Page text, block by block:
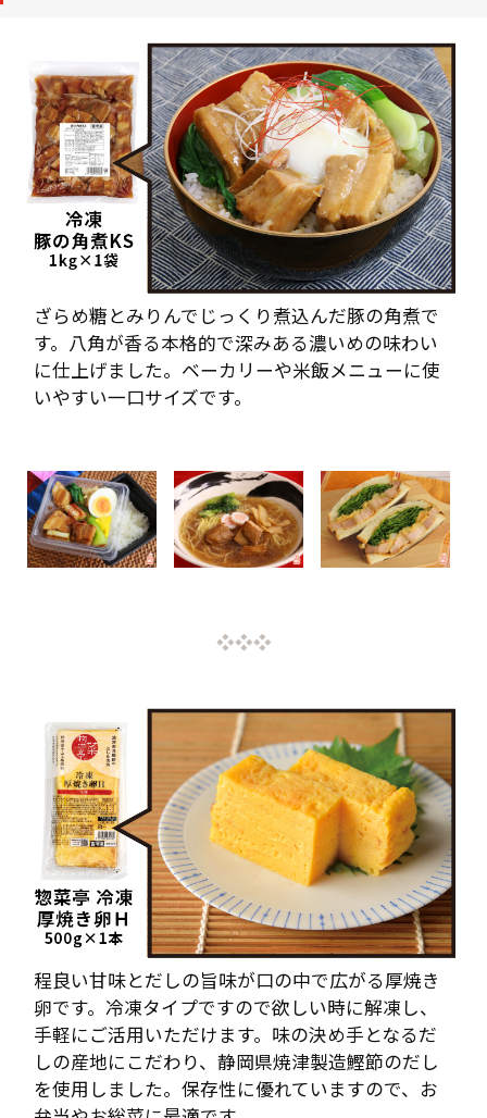
ざらめ糖とみりんでじっくり煮込んだ豚の角煮で
す。八角が香る本格的で深みある濃いめの味わい
に仕上げました。ベーカリーや米飯メニューに使
いやすい一口サイズです。
❖❖❖
程良い甘味とだしの旨味が口の中で広がる厚焼き
卵です。冷凍タイプですので欲しい時に解凍し、
手軽にご活用いただけます。味の決め手となるだ
しの産地にこだわり、静岡県焼津製造鰹節のだし
を使用しました。保存性に優れていますので、お